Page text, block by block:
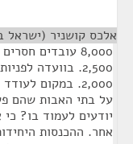
אלכס קושניר (ישראל
8,000 עובדים
2,000. במקום
על בתי האבות שהם
יודעים לעמוד בו?
אחר. ההכנסות